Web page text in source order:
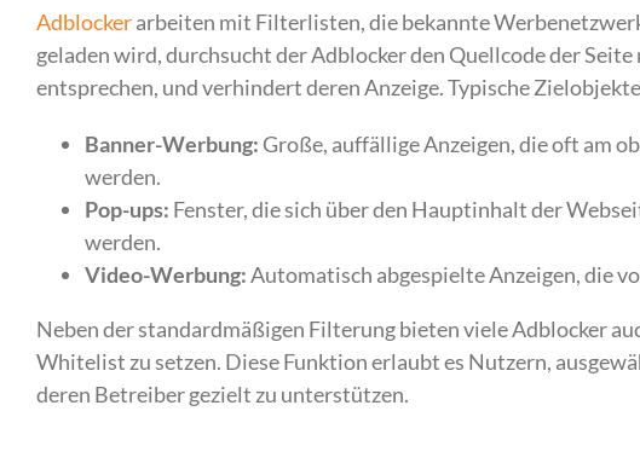
Adblockerarbeiten mit Filterlisten, die bekannte
geladen wird, durchsucht der Adblocker den Quellcode der
entsprechen, und verhindert deren Anzeige. Typische
Banner-Werbung:Große, auffällige Anzeigen, die oft am
werden.
Pop-ups: Fenster, die sich über den Hauptinhalt der
werden.
Video-Werbung:Automatisch abgespielte Anzeigen, die
Neben der standardmäßigen Filterung bieten viele Adblocker
Whitelist zu setzen. Diese Funktion erlaubt es Nutzern,
deren Betreiber gezielt zu unterstützen.